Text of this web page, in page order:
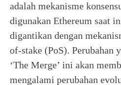
adalah mekanisme
digunakan Ethereum saat
digantikan dengan
of-stake (PoS). Perubahan
‘The Merge’ ini akan
mengalami perubahan